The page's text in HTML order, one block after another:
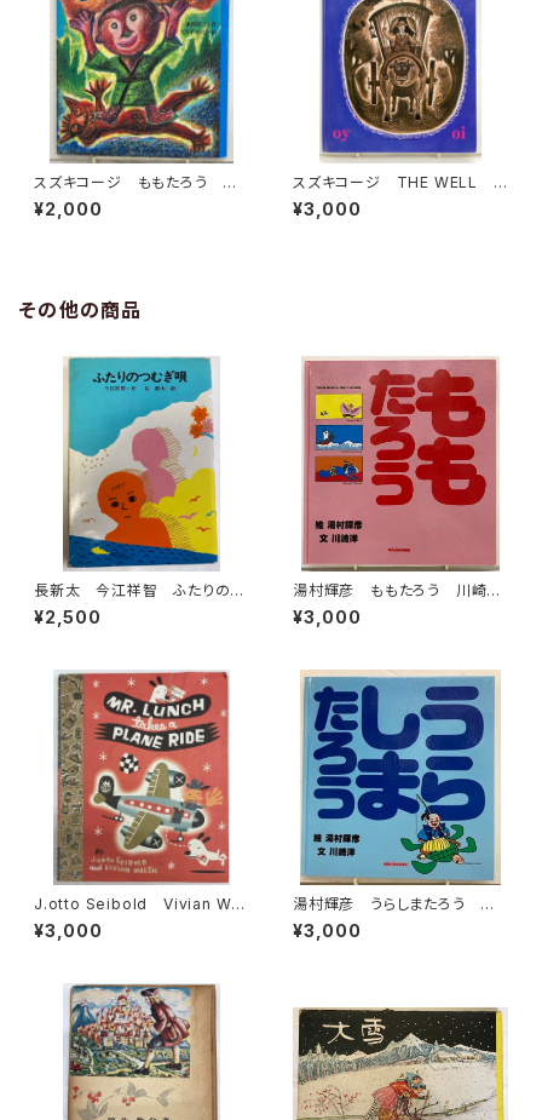
スズキコージ ももたろう 水
谷章三 2003年 初版 にっ
けん教育出版
¥2,000
スズキコージ THE WELL 1
977年初版の1977年の２刷
エンサイクロペディア・ブリタニ
¥3,000
その他の商品
長新太 今江祥智 ふたりのつ
むぎ唄 1976年 初版 理論
社刊
¥2,500
湯村輝彦 ももたろう 川崎
洋 1987年 初版 ミキハウ
ス
¥3,000
J.otto Seibold Vivian Wal
sh Mr. Lunch Takes a Pla
ne Ride 1993年 初版 VI
¥3,000
湯村輝彦 うらしまたろう 川
崎洋 1989年 初版 ミキハ
ウス
¥3,000